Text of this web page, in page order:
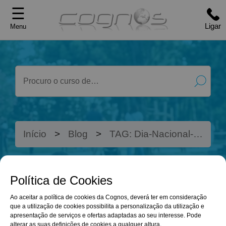
Política de Cookies
Ao aceitar a política de cookies da Cognos, deverá ter em consideração
que a utilização de cookies possibilita a personalização da utilização e
apresentação de serviços e ofertas adaptadas ao seu interesse. Pode
alterar as suas definições de cookies a qualquer altura.
☰
Menu Ligar
Início Blog
TAG: Dia-Nacional-
do-Pijama
BLOGOS CURSOS
ONLINE QUE